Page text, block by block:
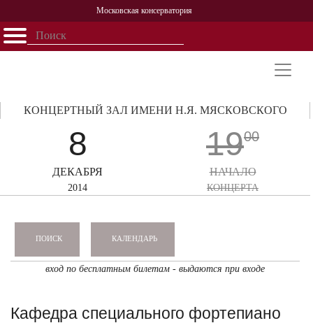
Московская консерватория
Открыть - закрыть
Персоналии
История
8
ДЕКАБРЯ
2014
КОНЦЕРТНЫЙ ЗАЛ ИМЕНИ Н.Я. МЯСКОВСКОГО
1900
НАЧАЛО
КОНЦЕРТА
ПОИСК КАЛЕНДАРЬ
вход по бесплатным билетам - выдаются при входе
Кафедра специального фортепиано